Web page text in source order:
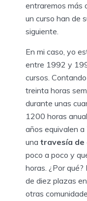
entraremos más
un curso han de
siguiente.
En mi caso, yo
entre 1992 y
cursos.
treinta horas
durante unas
1200 horas
años equivalen
una travesía de
poco a poco y
horas. ¿Por
de diez plazas
otras